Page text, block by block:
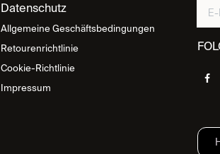
Datenschutz
Allgemeine Geschäftsbedingungen
Retourenrichtlinie
Cookie-Richtlinie
Impressum